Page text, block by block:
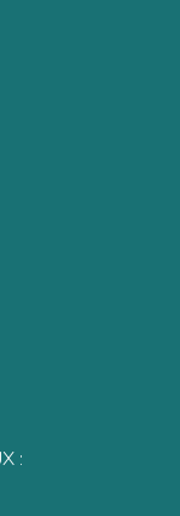
: